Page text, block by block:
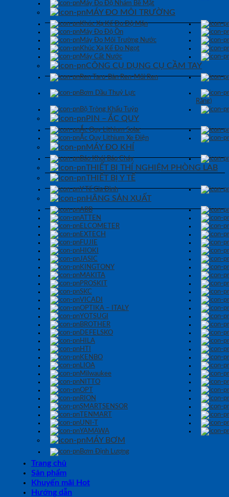
Máy Đo Độ Nhám Bề Mặt
MÁY ĐO MÔI TRƯỜNG
Khúc Xạ Kế Đo Độ Mặn
Máy Đo Độ Ồn
Máy Đo Môi Trường Nước
Khúc Xạ Kế Đo Ngọt
Máy Cất Nước
CÔNG CỤ DỤNG CỤ CẦM TAY
Ren Taro-Bàn Ren-Mũi Ren
Bơm Dầu Thuỷ Lực
Răng)
Bộ Tròng Khẩu Tuýp
PIN – ẮC QUY
Ắc Quy Lithium Solar
Ắc Quy Lithium Xe Điện
MÁY ĐO KHÍ
Báo Khói Báo Cháy
THIẾT BỊ THÍ NGHIỆM PHÒNG LAB
THIẾT BỊ Y TẾ
Y Tế Gia Đình
HÃNG SẢN XUẤT
ABB
ATTEN
ELCOMETER
EXTECH
FUJIE
HIOKI
JASIC
KINGTONY
MAKITA
PROSKIT
SKC
VICADI
OPTIKA – ITALY
YOTSUGI
BROTHER
DEFELSKO
HILA
HTI
KENBO
LIOA
Milwaukee
NITTO
OPT
RION
SMARTSENSOR
TENMART
UNI-T
YAMAWA
MÁY BƠM
Bơm Định Lượng
Trang chủ
Sản phẩm
Khuyến mãi Hot
Hướng dẫn